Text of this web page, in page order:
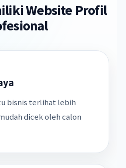
Website Profil
bisnis terlihat lebih
dicek oleh calon